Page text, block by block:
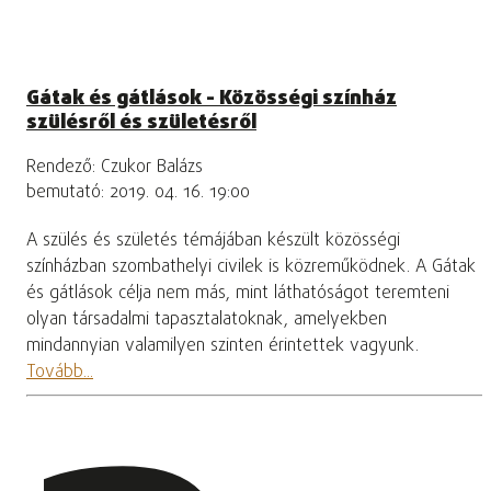
Gátak és gátlások - Közösségi színház
szülésről és születésről
Rendező: Czukor Balázs
bemutató: 2019. 04. 16. 19:00
A szülés és születés témájában készült közösségi
színházban szombathelyi civilek is közreműködnek. A Gátak
és gátlások célja nem más, mint láthatóságot teremteni
olyan társadalmi tapasztalatoknak, amelyekben
mindannyian valamilyen szinten érintettek vagyunk.
Tovább...